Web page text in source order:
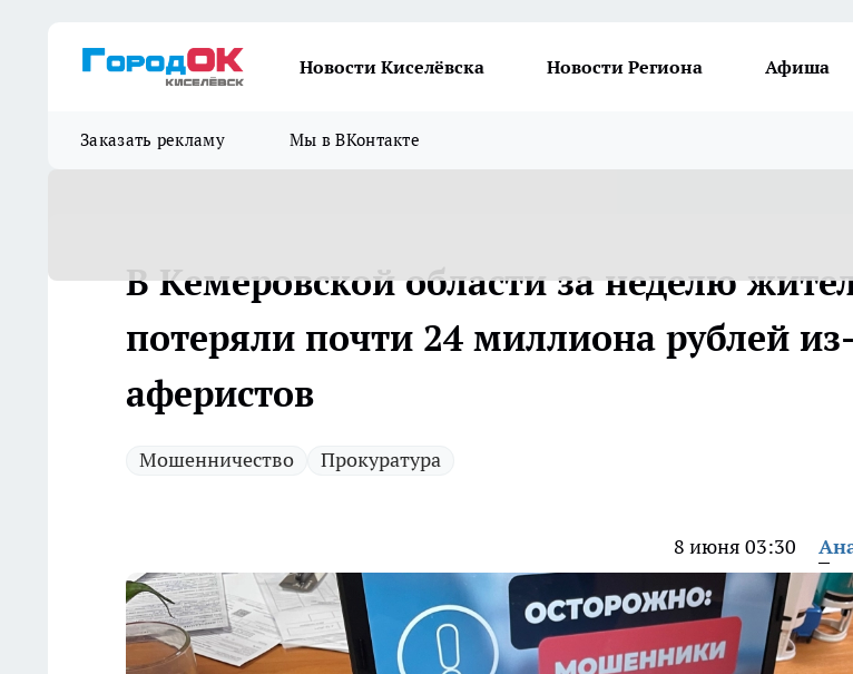
Новости Киселёвска Новости Региона Афиша
Заказать рекламу Мы в ВКонтакте
В Кемеровской области за неделю
потеряли почти 24 миллиона рублей
аферистов
Мошенничество Прокуратура
8 июня 03:30